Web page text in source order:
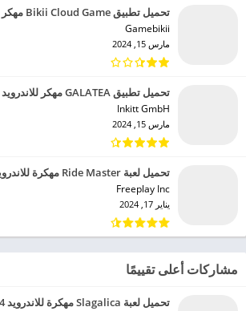
تحميل تطبيق Bikii Cloud Game مهكر للاندرويد 2024
Gamebikii‏
مارس 15, 2024
تحميل تطبيق GALATEA مهكر للاندرويد 2024
Inkitt GmbH‏
مارس 15, 2024
تحميل لعبة Ride Master مهكرة للاندرويد 2024
Freeplay Inc‏
يناير 17, 2024
مشاركات أعلى تقييمًا
تحميل لعبة Slagalica مهكرة للاندرويد 2024